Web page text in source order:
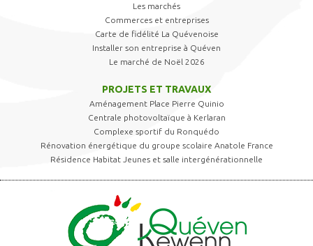
Les marchés
Commerces et entreprises
Carte de fidélité La Quévenoise
Installer son entreprise à Quéven
Le marché de Noël 2026
PROJETS ET TRAVAUX
Aménagement Place Pierre Quinio
Centrale photovoltaïque à Kerlaran
Complexe sportif du Ronquédo
Rénovation énergétique du groupe scolaire Anatole France
Résidence Habitat Jeunes et salle intergénérationnelle